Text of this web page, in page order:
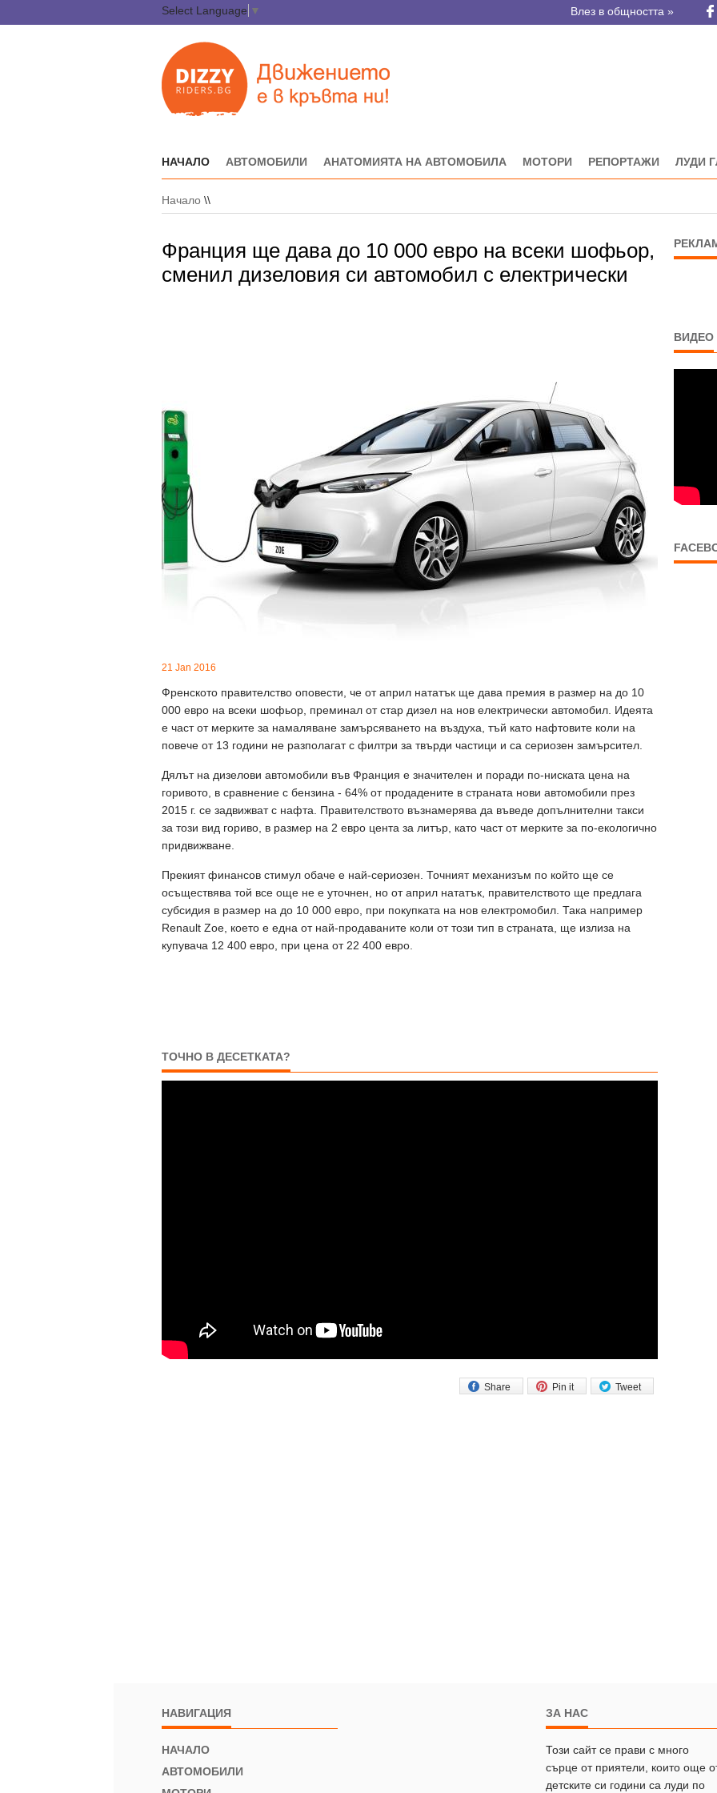
Select Language ▼ Влез в общността »
НАЧАЛО АВТОМОБИЛИ АНАТОМИЯТА НА АВТОМОБИЛА МОТОРИ РЕПОРТАЖИ ЛУДИ
Начало \\
Франция ще дава до 10 000 евро на всеки шофьор,
сменил дизеловия си автомобил с електрически
21 Jan 2016
Френското правителство оповести, че от април нататък ще дава премия в размер на до 10
000 евро на всеки шофьор, преминал от стар дизел на нов електрически автомобил. Идеята
е част от мерките за намаляване замърсяването на въздуха, тъй като нафтовите коли на
повече от 13 години не разполагат с филтри за твърди частици и са сериозен замърсител.
Дялът на дизелови автомобили във Франция е значителен и поради по-ниската цена на
горивото, в сравнение с бензина - 64% от продадените в страната нови автомобили през
2015 г. се задвижват с нафта. Правителството възнамерява да въведе допълнителни такси
за този вид гориво, в размер на 2 евро цента за литър, като част от мерките за по-екологично
придвижване.
Прекият финансов стимул обаче е най-сериозен. Точният механизъм по който ще се
осъществява той все още не е уточнен, но от април нататък, правителството ще предлага
субсидия в размер на до 10 000 евро, при покупката на нов електромобил. Така например
Renault Zoе, което е една от най-продаваните коли от този тип в страната, ще излиза на
купувача 12 400 евро, при цена от 22 400 евро.
ТОЧНО В ДЕСЕТКАТА?
Tweet
Pin it
Share
ВИДЕО
НАВИГАЦИЯ
НАЧАЛО
АВТОМОБИЛИ
ЗА НАС
Този сайт се прави с много
сърце от приятели, които още
детските си години са луди по